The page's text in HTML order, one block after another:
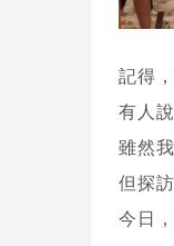
記得
有人
雖然
但探
今日